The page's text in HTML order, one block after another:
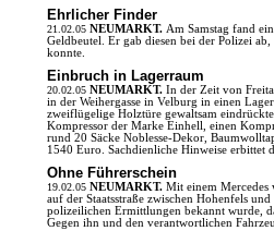
Ehrlicher Finder
21.02.05 NEUMARKT. Am Samstag fand
Geldbeutel. Er gab diesen bei der Polizei
konnte.
Einbruch in Lagerraum
20.02.05 NEUMARKT. In der Zeit von
in der Weihergasse in Velburg in einen
zweiflügelige Holztüre gewaltsam
Kompressor der Marke Einhell, einen
rund 20 Säcke Noblesse-Dekor,
1540 Euro. Sachdienliche Hinweise erbittet
Ohne Führerschein
19.02.05 NEUMARKT. Mit einem Mercedes
auf der Staatsstraße zwischen Hohenfels
polizeilichen Ermittlungen bekannt wurde,
Gegen ihn und den verantwortlichen